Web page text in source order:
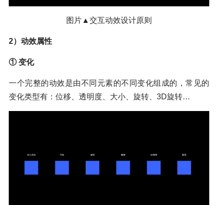
图片▲交互动效设计原则
2）动效属性
① 变化
一个完整的动效是由不同元素的不同变化组成的，常见的
变化类型有：位移、透明度、大小、旋转、3D旋转…